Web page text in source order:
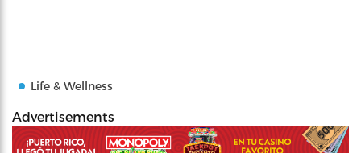
Life & Wellness
Advertisements